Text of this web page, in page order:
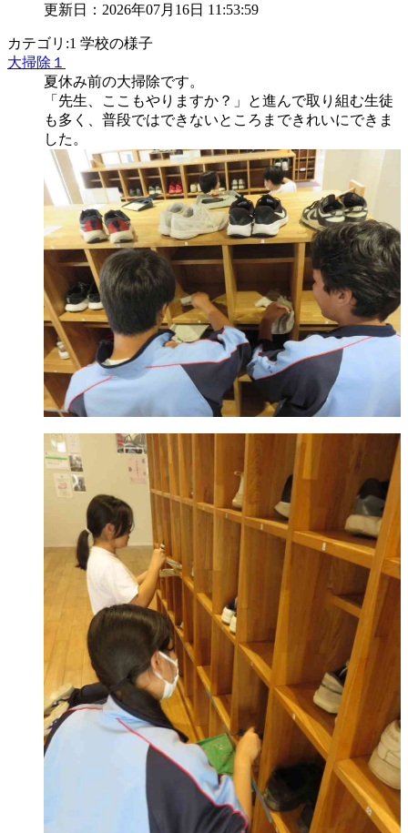
更新日：2026年07月16日 11:53:59
カテゴリ:1 学校の様子
大掃除１
夏休み前の大掃除です。
「先生、ここもやりますか？」と進んで取り組む生徒
も多く、普段ではできないところまできれいにできま
した。